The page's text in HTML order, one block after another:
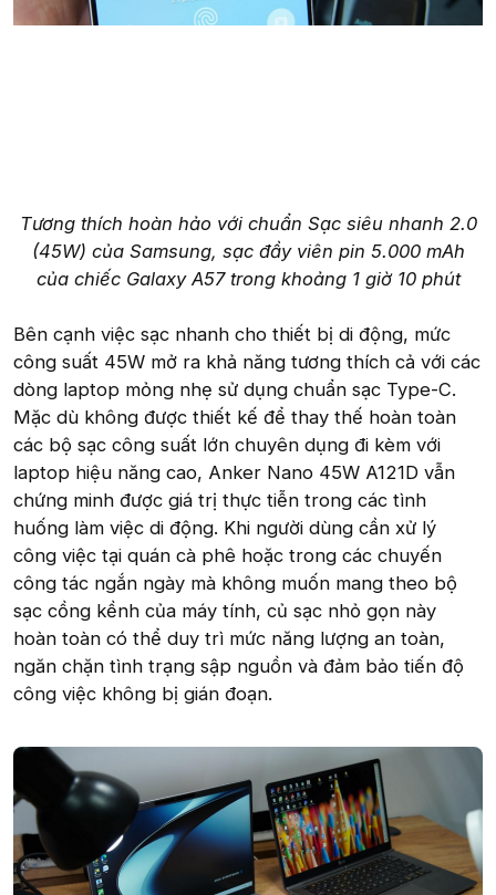
Tương thích hoàn hảo với chuẩn Sạc siêu nhanh 2.0
(45W) của Samsung, sạc đầy viên pin 5.000 mAh
của chiếc Galaxy A57 trong khoảng 1 giờ 10 phút
Bên cạnh việc sạc nhanh cho thiết bị di động, mức
công suất 45W mở ra khả năng tương thích cả với các
dòng laptop mỏng nhẹ sử dụng chuẩn sạc Type-C.
Mặc dù không được thiết kế để thay thế hoàn toàn
các bộ sạc công suất lớn chuyên dụng đi kèm với
laptop hiệu năng cao, Anker Nano 45W A121D vẫn
chứng minh được giá trị thực tiễn trong các tình
huống làm việc di động. Khi người dùng cần xử lý
công việc tại quán cà phê hoặc trong các chuyến
công tác ngắn ngày mà không muốn mang theo bộ
sạc cồng kềnh của máy tính, củ sạc nhỏ gọn này
hoàn toàn có thể duy trì mức năng lượng an toàn,
ngăn chặn tình trạng sập nguồn và đảm bảo tiến độ
công việc không bị gián đoạn.